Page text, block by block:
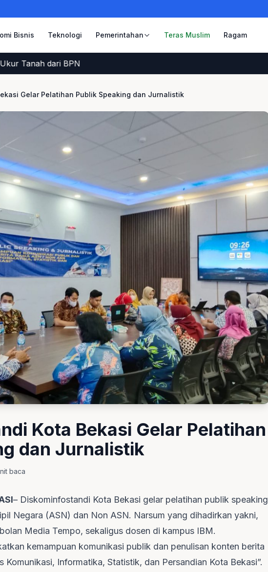
Bisnis Teknologi Pemerintahan Teras Muslim Ragam
dari BPN
Gelar Pelatihan Publik Speaking dan Jurnalistik
Kota Bekasi Gelar Pelatihan
dan Jurnalistik
baca
– Diskominfostandi Kota Bekasi gelar pelatihan publik speaking
Negara (ASN) dan Non ASN. Narsum yang dihadirkan yakni,
Media Tempo, sekaligus dosen di kampus IBM.
kemampuan komunikasi publik dan penulisan konten berita
Komunikasi, Informatika, Statistik, dan Persandian Kota Bekasi”.